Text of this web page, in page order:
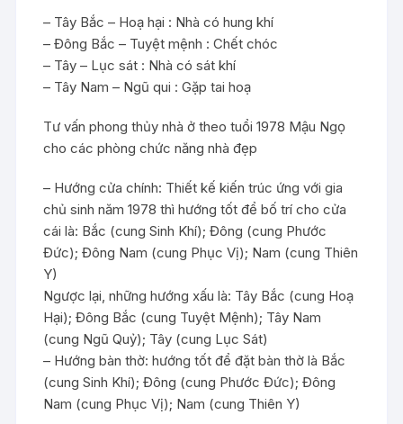
– Tây Bắc – Hoạ hại : Nhà có hung khí
– Đông Bắc – Tuyệt mệnh : Chết chóc
– Tây – Lục sát : Nhà có sát khí
– Tây Nam – Ngũ qui : Gặp tai hoạ
Tư vấn phong thủy nhà ở theo tuổi 1978 Mậu Ngọ
cho các phòng chức năng nhà đẹp
– Hướng cửa chính: Thiết kế kiến trúc ứng với gia
chủ sinh năm 1978 thì hướng tốt để bố trí cho cửa
cái là: Bắc (cung Sinh Khí); Đông (cung Phước
Đức); Đông Nam (cung Phục Vị); Nam (cung Thiên
Y)
Ngược lại, những hướng xấu là: Tây Bắc (cung Hoạ
Hại); Đông Bắc (cung Tuyệt Mệnh); Tây Nam
(cung Ngũ Quỷ); Tây (cung Lục Sát)
– Hướng bàn thờ: hướng tốt để đặt bàn thờ là Bắc
(cung Sinh Khí); Đông (cung Phước Đức); Đông
Nam (cung Phục Vị); Nam (cung Thiên Y)